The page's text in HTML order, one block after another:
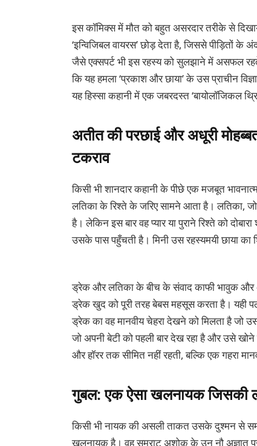
इस कॉमिक्स में मौत को बहुत असरदार तरीके से
‘इन्विजिबल वायरस’ छोड़ देता है, जिससे पीड़ितों
जैसे एक्सपर्ट भी इस रहस्य को सुलझाने में असफल
कि यह हमला ‘प्रकाश और छाया’ के उस प्राचीन
यह हिस्सा कहानी में एक जबरदस्त ‘बायोलॉजिकल
अतीत की परछाई और अधूरी
टकराव
किसी भी शानदार कहानी के पीछे एक मजबूत
लतिका के रिश्ते के जरिए सामने आता है। लतिका,
है। लेकिन इस बार वह प्यार या पुराने रिश्ते को
उसके पास पहुँचती है। मिनी उस रहस्यमयी छाया
ड्रेक और लतिका के बीच के संवाद काफी भावुक और
ड्रेक खुद को पूरी तरह बेबस महसूस करता है। यही
ड्रेक का वह मानवीय चेहरा देखने को मिलता है जो
जो अपनी बेटी को पहली बार देख रहा है और उसे
और हॉरर तक सीमित नहीं रहती, बल्कि एक गहरा
गुबल: एक ऐसा खलनायक जिसकी
किसी भी नायक की असली ताकत उसके दुश्मन से
खलनायक है। वह सम्राट अशोक के उन नौ अज्ञात